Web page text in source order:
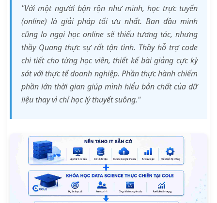
"Với một người bận rộn như mình, học trực tuyến
(online) là giải pháp tối ưu nhất. Ban đầu mình
cũng lo ngại học online sẽ thiếu tương tác, nhưng
thầy Quang thực sự rất tận tình. Thầy hỗ trợ code
chi tiết cho từng học viên, thiết kế bài giảng cực kỳ
sát với thực tế doanh nghiệp. Phần thực hành chiếm
phần lớn thời gian giúp mình hiểu bản chất của dữ
liệu thay vì chỉ học lý thuyết suông."